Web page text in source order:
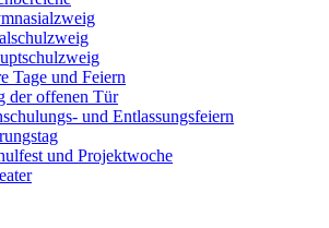
Tage und Feiern
der offenen Tür
und Entlassungsfeiern
und Projektwoche